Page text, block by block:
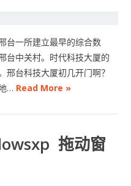
台一所建立最早的综合数
台中关村。时代科技大厦的
邢台科技大厦初几开门啊？
… Read More »
拖动窗